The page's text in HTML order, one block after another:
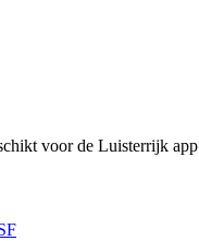
voor de Luisterrijk app